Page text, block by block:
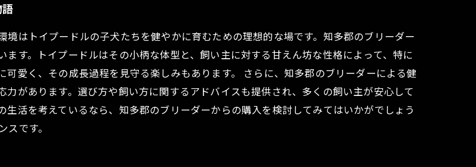
はトイプードルの子犬たちを健やかに育むための理想的な場です。知多郡のブリーダー
す。トイプードルはその小柄な体型と、飼い主に対する甘えん坊な性格によって、特に
愛く、その成長過程を見守る楽しみもあります。 さらに、知多郡のブリーダーによる健
があります。選び方や飼い方に関するアドバイスも提供され、多くの飼い主が安心して
活を考えているなら、知多郡のブリーダーからの購入を検討してみてはいかがでしょう
です。